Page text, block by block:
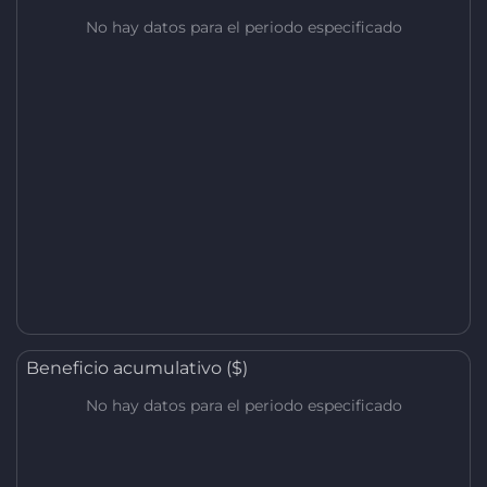
No hay datos para el periodo especificado
Beneficio acumulativo ($)
No hay datos para el periodo especificado